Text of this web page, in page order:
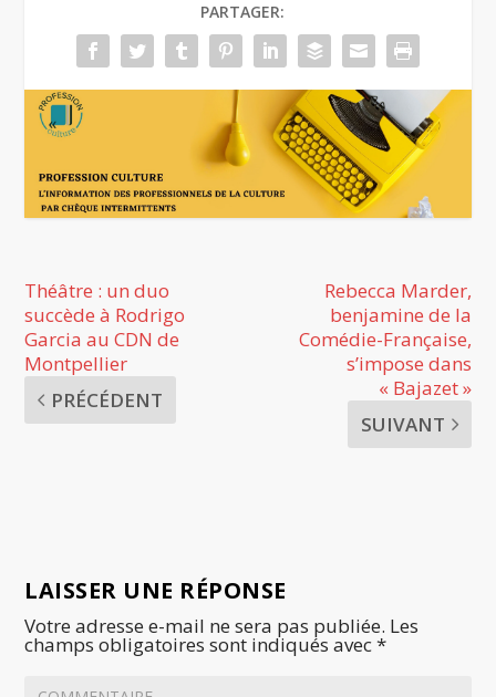
PARTAGER:
Théâtre : un duo
succède à Rodrigo
Garcia au CDN de
Montpellier
PRÉCÉDENT
Rebecca Marder,
benjamine de la
Comédie-Française,
s’impose dans
« Bajazet »
SUIVANT
LAISSER UNE RÉPONSE
Votre adresse e-mail ne sera pas publiée. Les
champs obligatoires sont indiqués avec*